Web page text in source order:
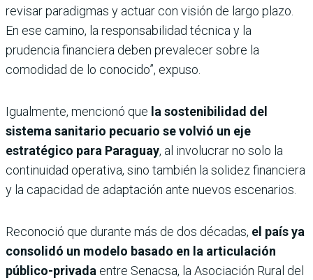
revisar paradigmas y actuar con visión de largo plazo.
En ese camino, la responsabilidad técnica y la
prudencia financiera deben prevalecer sobre la
comodidad de lo conocido”, expuso.
Igualmente, mencionó que la sostenibilidad del
sistema sanitario pecuario se volvió un eje
estratégico para Paraguay, al involucrar no solo la
continuidad operativa, sino también la solidez financiera
y la capacidad de adaptación ante nuevos escenarios.
Reconoció que durante más de dos décadas, el país ya
consolidó un modelo basado en la articulación
público-privada entre Senacsa, la Asociación Rural del